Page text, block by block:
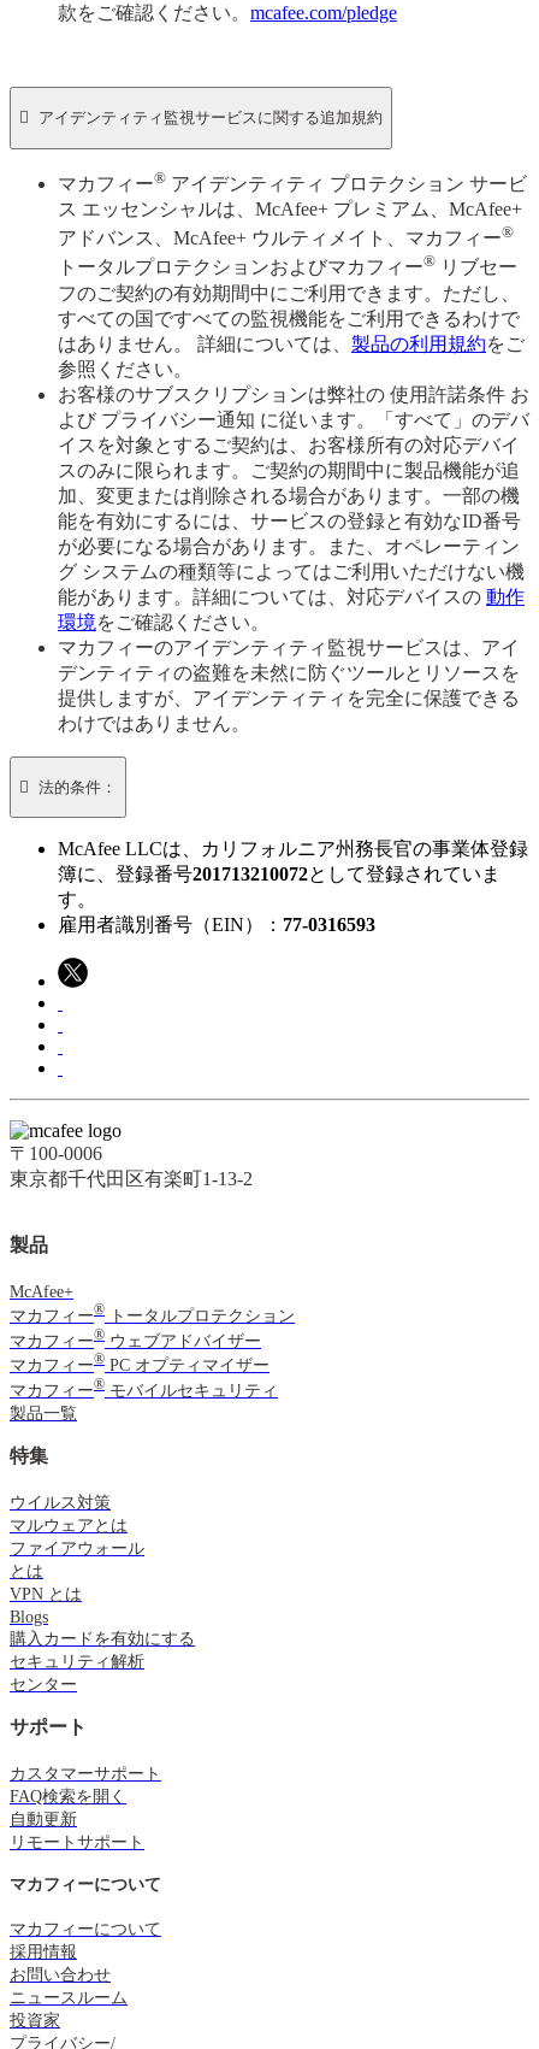
款をご確認ください。 mcafee.com/pledge
 アイデンティティ監視サービスに関する追加規約
マカフィー® アイデンティティ プロテクション サービ
ス エッセンシャルは、McAfee+ プレミアム、McAfee+
アドバンス、McAfee+ ウルティメイト、マカフィー®
トータルプロテクションおよびマカフィー® リブセー
フのご契約の有効期間中にご利用できます。ただし、
すべての国ですべての監視機能をご利用できるわけで
はありません。 詳細については、 製品の利用規約をご
参照ください。
お客様のサブスクリプションは弊社の 使用許諾条件 お
よび プライバシー通知 に従います。「すべて」のデバ
イスを対象とするご契約は、お客様所有の対応デバイ
スのみに限られます。ご契約の期間中に製品機能が追
加、変更または削除される場合があります。一部の機
能を有効にするには、サービスの登録と有効なID番号
が必要になる場合があります。また、オペレーティン
グ システムの種類等によってはご利用いただけない機
能があります。詳細については、対応デバイスの 動作
環境をご確認ください。
マカフィーのアイデンティティ監視サービスは、アイ
デンティティの盗難を未然に防ぐツールとリソースを
提供しますが、アイデンティティを完全に保護できる
わけではありません。
 法的条件：
McAfee LLCは、カリフォルニア州務長官の事業体登録
簿に、登録番号201713210072として登録されていま
す。​
雇用者識別番号（EIN）： 77-0316593
〒100-0006
東京都千代田区有楽町1-13-2
製品
McAfee+
マカフィー® トータルプロテクション
マカフィー® ウェブアドバイザー
マカフィー® PC オプティマイザー
マカフィー® モバイルセキュリティ
製品一覧
特集
ウイルス対策
マルウェアとは
ファイアウォール
とは
VPN とは
Blogs
購入カードを有効にする
セキュリティ解析
センター
サポート
カスタマーサポート
FAQ検索を開く
自動更新
リモートサポート
マカフィーについて
マカフィーについて
採用情報
お問い合わせ
ニュースルーム
投資家
プライバシー/